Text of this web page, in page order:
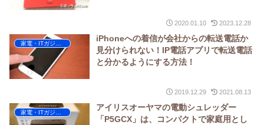
2020.01.10 2023.12.28
iPhoneへの着信が会社からの転送電話か
見分けられない！IP電話アプリで転送電話
と分かるようにする方法！
2019.12.29 2021.08.13
家電・ITガジェット
アイリスオーヤマの電動シュレッダー
「P5GCX」は、コンパクトで家庭用とし